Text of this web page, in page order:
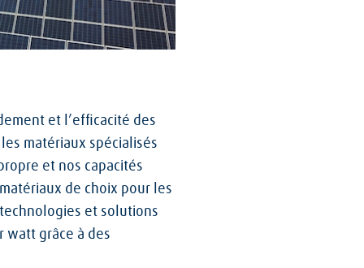
et l’efficacité des
matériaux spécialisés
et nos capacités
de choix pour les
et solutions
watt grâce à des